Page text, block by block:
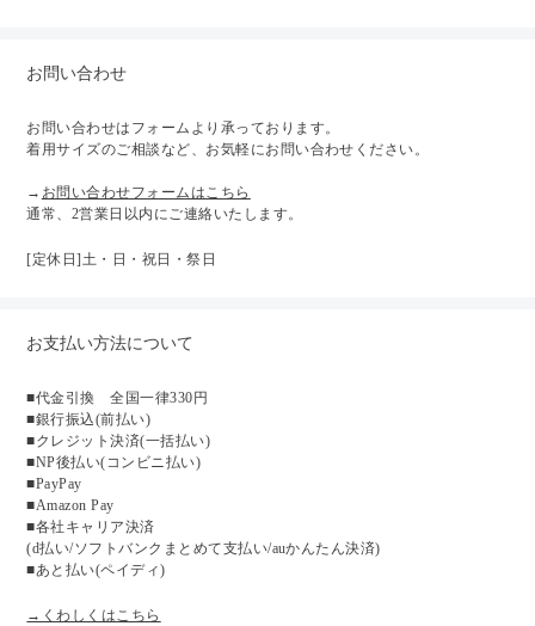
お問い合わせ
お問い合わせはフォームより承っております。
着用サイズのご相談など、お気軽にお問い合わせください。
→ お問い合わせフォームはこちら
通常、2営業日以内にご連絡いたします。
[定休日]土・日・祝日・祭日
お支払い方法について
■代金引換 全国一律330円
■銀行振込(前払い)
■クレジット決済(一括払い)
■NP後払い(コンビニ払い)
■PayPay
■Amazon Pay
■各社キャリア決済
(d払い/ソフトバンクまとめて支払い/auかんたん決済)
■あと払い(ペイディ)
→くわしくはこちら